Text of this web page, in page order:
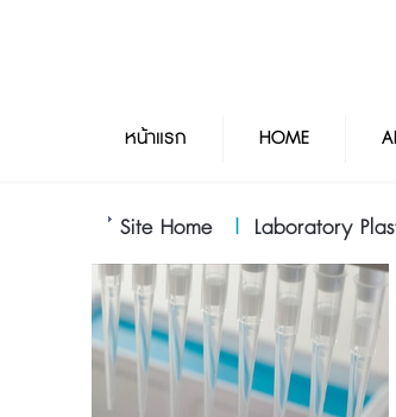
หน้าแรก HOME
Site Home | Laboratory